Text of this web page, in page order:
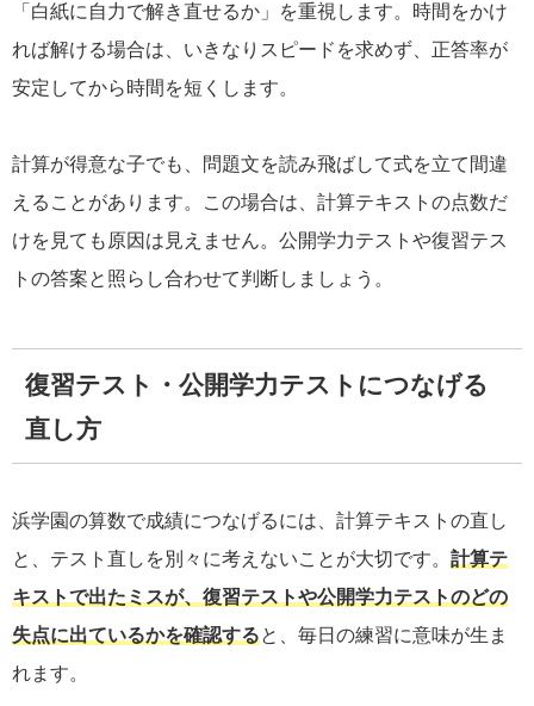
「白紙に自力で解き直せるか」を重視します。時間をかけ
れば解ける場合は、いきなりスピードを求めず、正答率が
安定してから時間を短くします。
計算が得意な子でも、問題文を読み飛ばして式を立て間違
えることがあります。この場合は、計算テキストの点数だ
けを見ても原因は見えません。公開学力テストや復習テス
トの答案と照らし合わせて判断しましょう。
復習テスト・公開学力テストにつなげる
直し方
浜学園の算数で成績につなげるには、計算テキストの直し
と、テスト直しを別々に考えないことが大切です。 計算テ
キストで出たミスが、復習テストや公開学力テストのどの
失点に出ているかを確認すると、毎日の練習に意味が生ま
れます。